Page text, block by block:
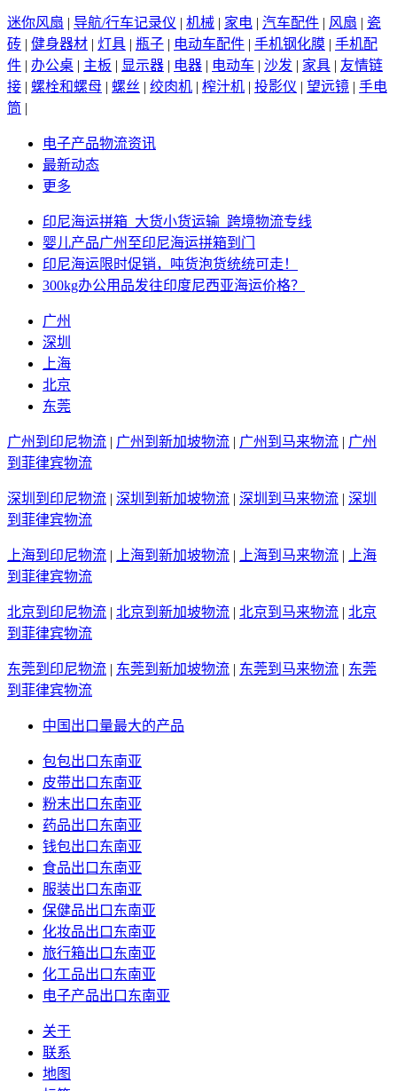
迷你风扇 | 导航/行车记录仪 | 机械 | 家电 | 汽车配件 | 风扇 | 瓷
砖 | 健身器材 | 灯具 | 瓶子 | 电动车配件 | 手机钢化膜 | 手机配
件 | 办公桌 | 主板 | 显示器 | 电器 | 电动车 | 沙发 | 家具 | 友情链
接 | 螺栓和螺母 | 螺丝 | 绞肉机 | 榨汁机 | 投影仪 | 望远镜 | 手电
筒 |
电子产品物流资讯
最新动态
更多
印尼海运拼箱_大货小货运输_跨境物流专线
婴儿产品广州至印尼海运拼箱到门
印尼海运限时促销，吨货泡货统统可走！
300kg办公用品发往印度尼西亚海运价格？
广州
深圳
上海
北京
东莞
广州到印尼物流 | 广州到新加坡物流 | 广州到马来物流 | 广州
到菲律宾物流
深圳到印尼物流 | 深圳到新加坡物流 | 深圳到马来物流 | 深圳
到菲律宾物流
上海到印尼物流 | 上海到新加坡物流 | 上海到马来物流 |
上海
到菲律宾物流
北京到印尼物流 | 北京到新加坡物流 | 北京到马来物流 | 北京
到菲律宾物流
东莞到印尼物流 | 东莞到新加坡物流 | 东莞到马来物流 | 东莞
到菲律宾物流
中国出口量最大的产品
包包出口东南亚
皮带出口东南亚
粉末出口东南亚
药品出口东南亚
钱包出口东南亚
食品出口东南亚
服装出口东南亚
保健品出口东南亚
化妆品出口东南亚
旅行箱出口东南亚
化工品出口东南亚
电子产品出口东南亚
关于
联系
地图